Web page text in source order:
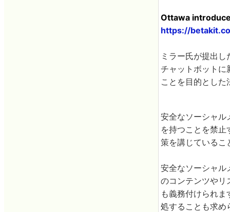
Ottawa
https://
ミラー氏が提出
チャットボットに
ことを目的とした
安全なソーシャル
を持つことを禁
策を講じているこ
安全なソーシャル
のコンテンツやリ
も義務付けられ
処することも求め